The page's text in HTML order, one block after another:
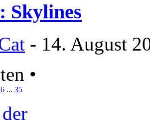
Skylines
- 14. August
•
6 ... 35